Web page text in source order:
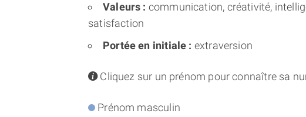
Valeurs : communication, créativité,
satisfaction
Portée en initiale : extraversion
infoCliquez sur un prénom pour connaître sa
Prénom masculin